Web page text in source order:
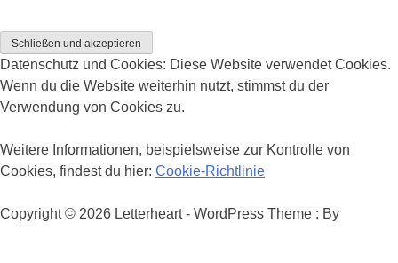
Datenschutz und Cookies: Diese Website verwendet Cookies.
Wenn du die Website weiterhin nutzt, stimmst du der
Verwendung von Cookies zu.
Weitere Informationen, beispielsweise zur Kontrolle von
Cookies, findest du hier: Cookie-Richtlinie
Copyright © 2026 Letterheart - WordPress Theme : By